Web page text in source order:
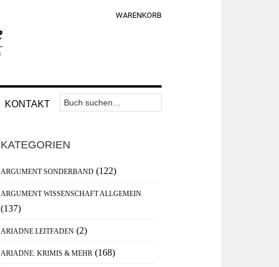
WARENKORB
KONTAKT
Nav
Area
Suchen
nach:
Haupt-
Sidebar
KATEGORIEN
ARGUMENT SONDERBAND (122)
ARGUMENT WISSENSCHAFT ALLGEMEIN
(137)
ARIADNE LEITFADEN (2)
ARIADNE: KRIMIS & MEHR (168)